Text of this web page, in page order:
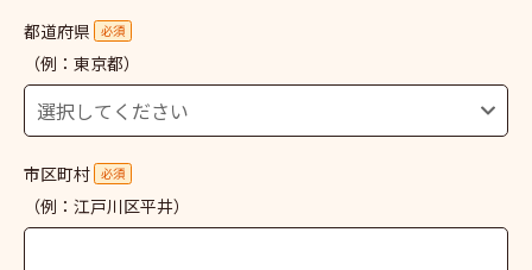
都道府県 必須
（例：東京都）
市区町村 必須
（例：江戸川区平井）